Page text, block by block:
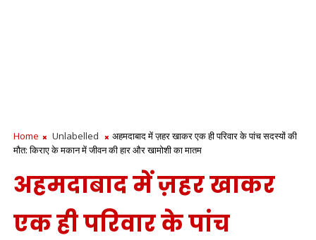
Home Unlabelled
अहमदाबाद में ज़हर खाकर एक ही परिवार के पांच सदस्यों की
मौत: किराए के मकान में जीवन की हार और खामोशी का मातम
अहमदाबाद में ज़हर खाकर
एक ही परिवार के पांच